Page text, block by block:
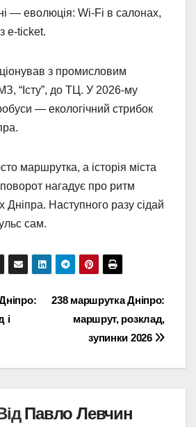
— еволюція: Wi-Fi в салонах,
e-ticket.
з промисловим
“Істу”, до ТЦ. У 2026-му
— екологічний стрибок
маршрутка, а історія міста
нагадує про ритм
Дніпра. Наступного разу сідай
сам.
238 маршрутка Дніпро:
маршрут, розклад,
зупинки 2026
і
Павло Левчин